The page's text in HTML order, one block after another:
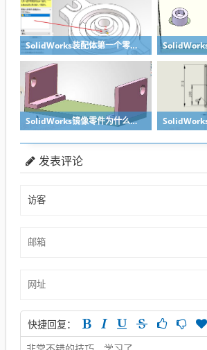
SolidWorks装配体第一个零件怎么固定到中心原点？90%的人一开始就做错了
SolidWorks镜像零件为什么不对称？镜像命令使用详解
发表评论
快捷回复：